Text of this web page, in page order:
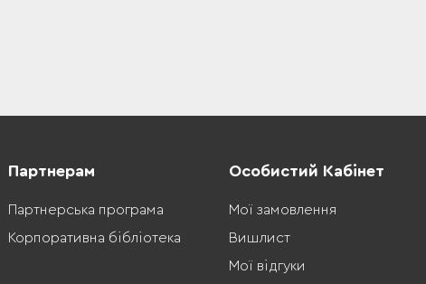
Партнерам
Партнерська програма
Корпоративна бібліотека
Особистий Кабінет
Мої замовлення
Вишлист
Мої відгуки